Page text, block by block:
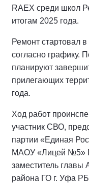
RAEX среди школ
итогам 2025 года.
Ремонт стартовал в
согласно графику.
планируют
прилегающих
года.
Ход работ
участник СВО,
партии «Единая
МАОУ «Лицей №5»
заместитель главы
района ГО г. Уфа